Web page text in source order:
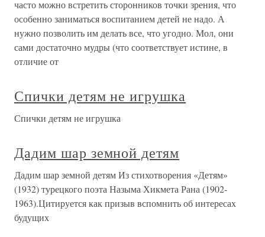
часто можно встретить сторонников точки зрения, что
особенно заниматься воспитанием детей не надо. А
нужно позволить им делать все, что угодно. Мол, они
сами достаточно мудры (что соответствует истине, в
отличие от
Спички детям не игрушка
Спички детям не игрушка
Дадим шар земной детям
Дадим шар земной детям Из стихотворения «Детям»
(1932) турецкого поэта Назыма Хикмета Рана (1902-
1963).Цитируется как призыв вспомнить об интересах
будущих